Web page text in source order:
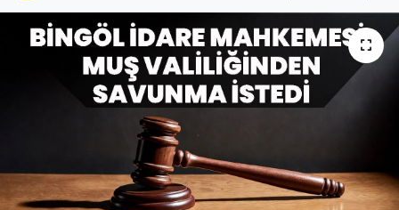
KİĞI
MERKEZ
RESMİ İLANLAR
SAĞLIK